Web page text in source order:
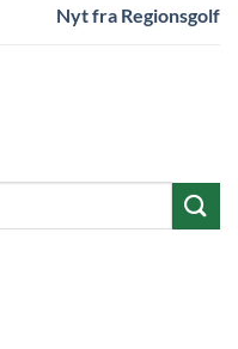
Nyt fra Regionsgolf